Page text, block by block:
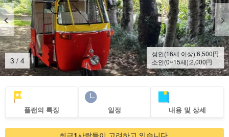
4 /4
성인(16세 이상):6,500円
소인(0~15세):2,000円
플랜의 특징 일정 내용 및 상세
최근1사람들이 고려하고 있습니다.